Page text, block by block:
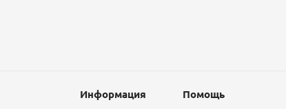
Информация Помощь